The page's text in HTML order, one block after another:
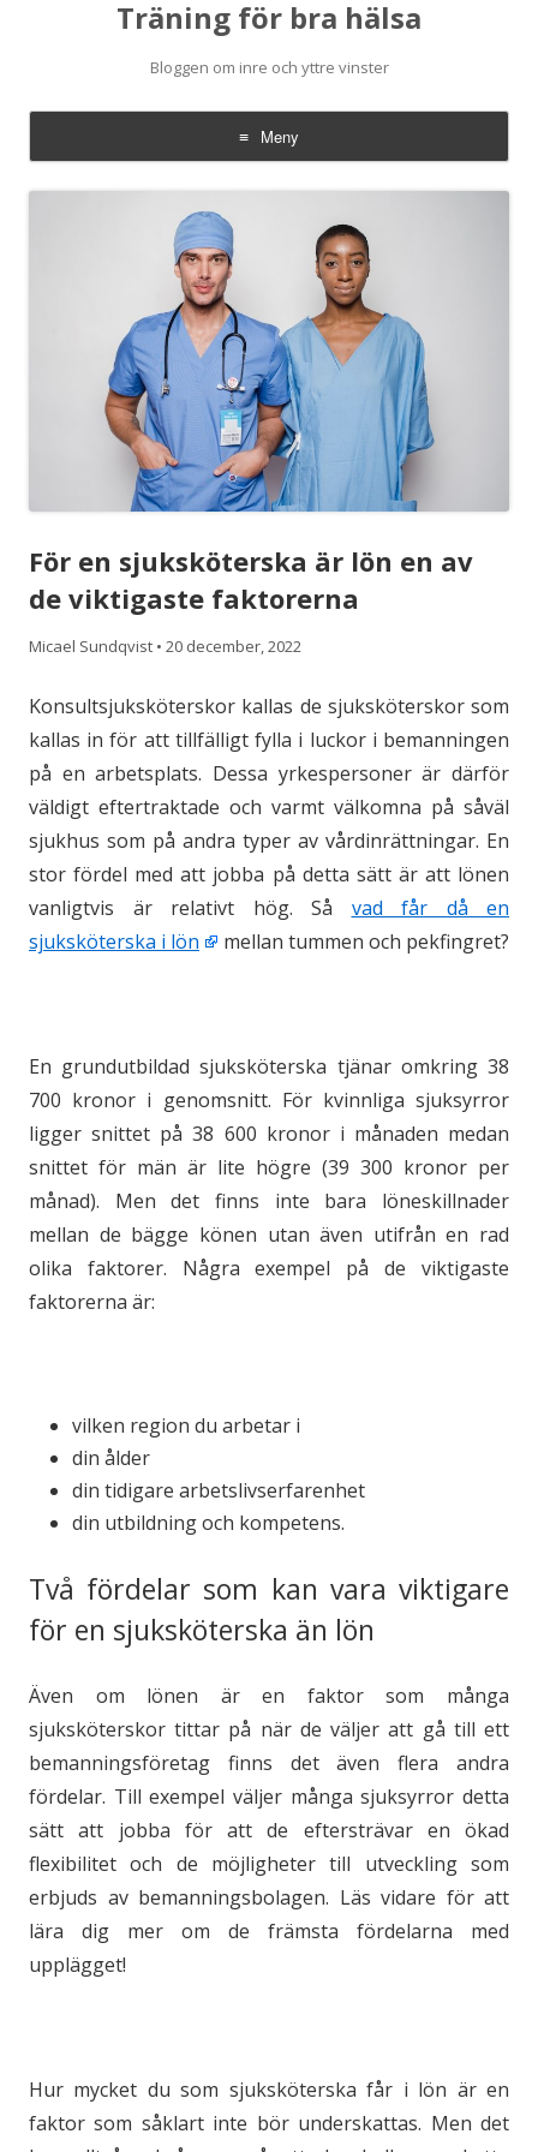
Träning för bra hälsa
Bloggen om inre och yttre vinster
Meny
Hoppa
till
För en sjuksköterska är lön en av
de viktigaste faktorerna
Micael Sundqvist • 20 december, 2022
Konsultsjuksköterskor kallas de sjuksköterskor som
kallas in för att tillfälligt fylla i luckor i bemanningen
på en arbetsplats. Dessa yrkespersoner är därför
väldigt eftertraktade och varmt välkomna på såväl
sjukhus som på andra typer av vårdinrättningar. En
stor fördel med att jobba på detta sätt är att lönen
vanligtvis är relativt hög. Så vad får då en
sjuksköterska i lön
mellan tummen och pekfingret?
En grundutbildad sjuksköterska tjänar omkring 38
700 kronor i genomsnitt. För kvinnliga sjuksyrror
ligger snittet på 38 600 kronor i månaden medan
snittet för män är lite högre (39 300 kronor per
månad). Men det finns inte bara löneskillnader
mellan de bägge könen utan även utifrån en rad
olika faktorer. Några exempel på de viktigaste
faktorerna är:
vilken region du arbetar i
din ålder
din tidigare arbetslivserfarenhet
din utbildning och kompetens.
Två fördelar som kan vara viktigare
för en sjuksköterska än lön
Även om lönen är en faktor som många
sjuksköterskor tittar på när de väljer att gå till ett
bemanningsföretag finns det även flera andra
fördelar. Till exempel väljer många sjuksyrror detta
sätt att jobba för att de eftersträvar en ökad
flexibilitet och de möjligheter till utveckling som
erbjuds av bemanningsbolagen. Läs vidare för att
lära dig mer om de främsta fördelarna med
upplägget!
Hur mycket du som sjuksköterska får i lön är en
faktor som såklart inte bör underskattas. Men det